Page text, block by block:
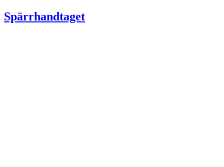
Spärrhandtaget